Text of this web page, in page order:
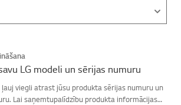
LG modeli un sērijas numuru
viegli atrast jūsu produkta sērijas numuru un
Lai saņemtupalīdzību produkta informācijas